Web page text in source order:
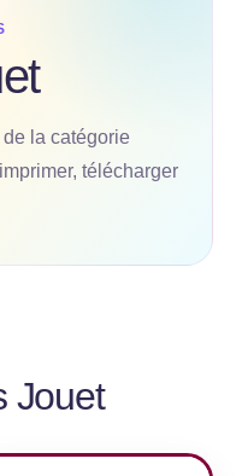
la catégorie
télécharger
Jouet